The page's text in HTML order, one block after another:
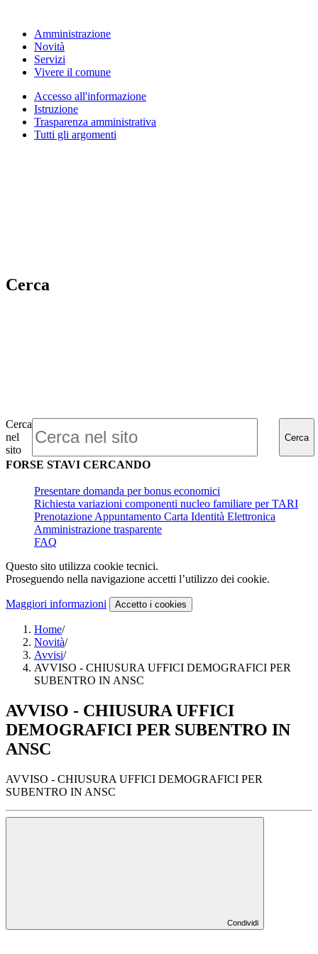
Amministrazione
Novità
Servizi
Vivere il comune
Accesso all'informazione
Istruzione
Trasparenza amministrativa
Tutti gli argomenti
Cerca
Cerca
nel
sito
Cerca
FORSE STAVI CERCANDO
Presentare domanda per bonus economici
Richiesta variazioni componenti nucleo familiare per TARI
Prenotazione Appuntamento Carta Identità Elettronica
Amministrazione trasparente
FAQ
Questo sito utilizza cookie tecnici.
Proseguendo nella navigazione accetti l’utilizzo dei cookie.
Maggiori informazioni Accetto i cookies
Home/
Novità/
Avvisi/
AVVISO - CHIUSURA UFFICI DEMOGRAFICI PER
SUBENTRO IN ANSC
AVVISO - CHIUSURA UFFICI
DEMOGRAFICI PER SUBENTRO IN
ANSC
AVVISO - CHIUSURA UFFICI DEMOGRAFICI PER
SUBENTRO IN ANSC
Condividi